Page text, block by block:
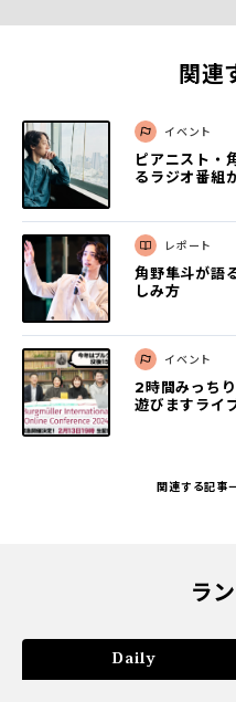
関連
イベント
ピアニスト・
るラジオ番組
レポート
角野隼斗が
しみ方
イベント
2時間みっち
遊びますライ
関連する記事
ラ
Daily